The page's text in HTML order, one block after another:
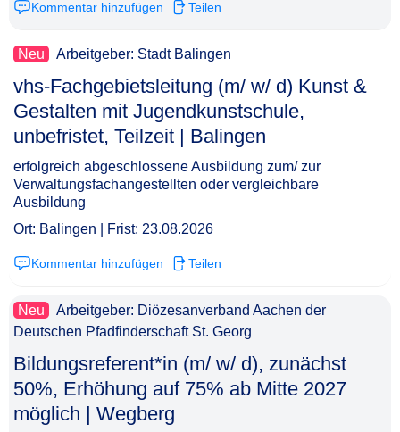
Kommentar hinzufügen Teilen
Neu Arbeitgeber: Stadt Balingen
vhs-Fachgebietsleitung (m/ w/ d) Kunst &
Gestalten mit Jugendkunstschule,
unbefristet, Teilzeit | Balingen​‌‌‌‌​‌​‌‌‌‌​‌‌‌‌​‌
erfolgreich abgeschlossene Ausbildung zum/ zur
Verwaltungsfachangestellten oder vergleichbare
Ausbildung
Ort: Balingen | Frist: 23.08.2026
Kommentar hinzufügen Teilen
Neu
Arbeitgeber: Diözesanverband Aachen der
Deutschen Pfadfinderschaft St. Georg
Bildungsreferent*in (m/ w/ d), zunächst
50%, Erhöhung auf 75% ab Mitte 2027
möglich | Wegberg​‌‌‌‌​‌​‌‌‌‌​‌‌‌‌​​